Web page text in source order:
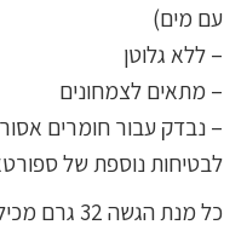
עם מים)
– ללא גלוטן
– מתאים לצמחונים
לבטיחות נוספת של
כל מנת הגשה 32 גרם מכילה: